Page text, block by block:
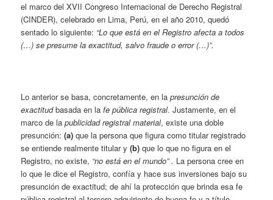
el marco del XVII Congreso Internacional de Derecho Registral
(CINDER), celebrado en Lima, Perú, en el año 2010, quedó
sentado lo siguiente: “Lo que está en el Registro afecta a todos
(…) se presume la exactitud, salvo fraude o error (…)”.
Lo anterior se basa, concretamente, en lapresunción de
exactitudbasada en lafe pública registral. Justamente, en el
marco de lapublicidad registral material, existe una doble
presunción:(a) que la persona que figura como titular registrado
se entiende realmente titular y(b) que lo que no figura en el
Registro, no existe, “no está en el mundo” . La persona cree en
lo que le dice el Registro, confía y hace sus inversiones bajo su
presunción de exactitud; de ahí la protección que brinda esa fe